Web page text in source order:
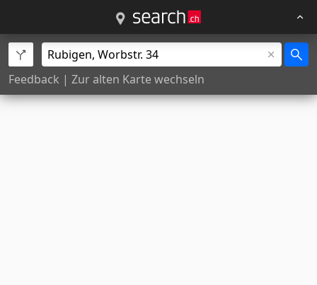
Feedback | Zur alten Karte wechseln